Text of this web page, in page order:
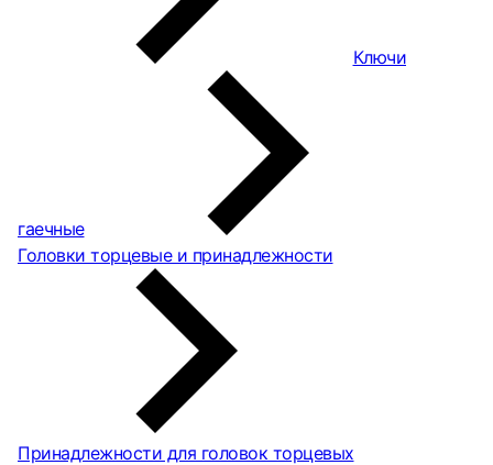
Ключи
гаечные
Головки торцевые и принадлежности
Принадлежности для головок торцевых